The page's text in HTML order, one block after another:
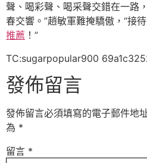
聲、喝彩聲、喝采聲交錯在一路
春交響。”趙敏軍難掩驕傲，“接
推薦 ！”
TC:sugarpopular900
發佈留言
發佈留言必須填寫的電子郵件地
為 *
留言 *